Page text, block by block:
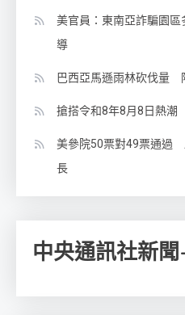
美官員：東南亞詐騙園
導
巴西亞馬遜雨林砍伐量
搶搭令和8年8月8日熱
美參院50票對49票通過
長
中央通訊社新